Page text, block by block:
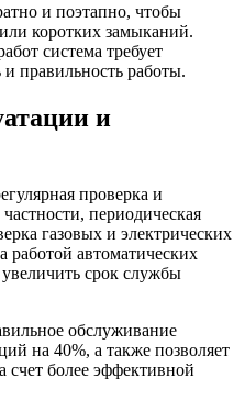
и поэтапно, чтобы
коротких замыканий.
система требует
и правильность работы.
и
проверка и
периодическая
газовых и электрических
работой автоматических
срок службы
обслуживание
на 40%, а также позволяет
счет более эффективной